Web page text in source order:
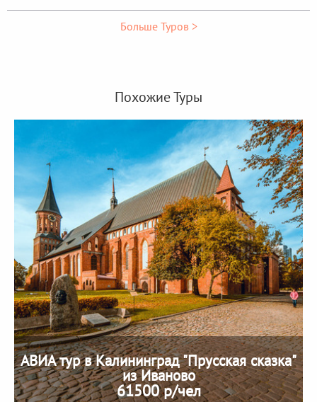
Больше Туров >
Похожие Туры
АВИА тур в Калининград "Прусская сказка"
из Иваново
61500 р/чел